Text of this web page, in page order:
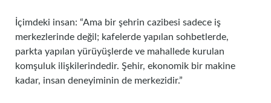
İçimdeki insan: “Ama bir şehrin cazibesi sadece iş
merkezlerinde değil; kafelerde yapılan sohbetlerde,
parkta yapılan yürüyüşlerde ve mahallede kurulan
komşuluk ilişkilerindedir. Şehir, ekonomik bir makine
kadar, insan deneyiminin de merkezidir.”